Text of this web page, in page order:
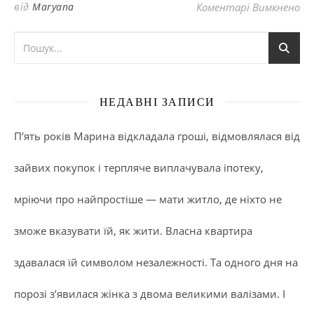
від Maryana Коментарі Вимкненодо
НЕДАВНІ ЗАПИСИ
П’ять років Марина відкладала гроші, відмовлялася від
зайвих покупок і терпляче виплачувала іпотеку,
мріючи про найпростіше — мати житло, де ніхто не
зможе вказувати їй, як жити. Власна квартира
здавалася їй символом незалежності. Та одного дня на
порозі з’явилася жінка з двома великими валізами. І